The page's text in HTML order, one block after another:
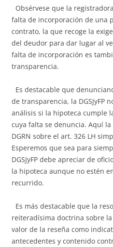
Obsérvese que la
falta de incorporación de una
contrato, la que recoge la
del deudor para dar lugar al
falta de incorporación es
transparencia.
Es destacable que
de transparencia, la DGSJyFP
análisis si la hipoteca cumple
cuya falta se denuncia. Aquí
DGRN sobre el art. 326 LH
Esperemos que sea para
DGSJyFP debe apreciar de
la hipoteca aunque no estén
recurrido.
Es más destacable que la
reiteradísima doctrina sobre
valor de la reseña como
antecedentes y contenido